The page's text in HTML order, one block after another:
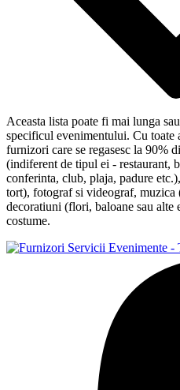
Aceasta lista poate fi mai lunga
specificul evenimentului. Cu toate
furnizori care se regasesc la 90%
(indiferent de tipul ei - restaurant,
conferinta, club, plaja, padure
tort), fotograf si videograf, muzica
decoratiuni (flori, baloane sau alte
costume.